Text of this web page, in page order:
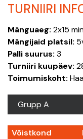
TURNIIRI
Mänguaeg: 2x15
Mängijaid platsil:
Palli suurus: 3
Turniiri kuupäev:
Toimumiskoht:
Grupp A
Võistkond